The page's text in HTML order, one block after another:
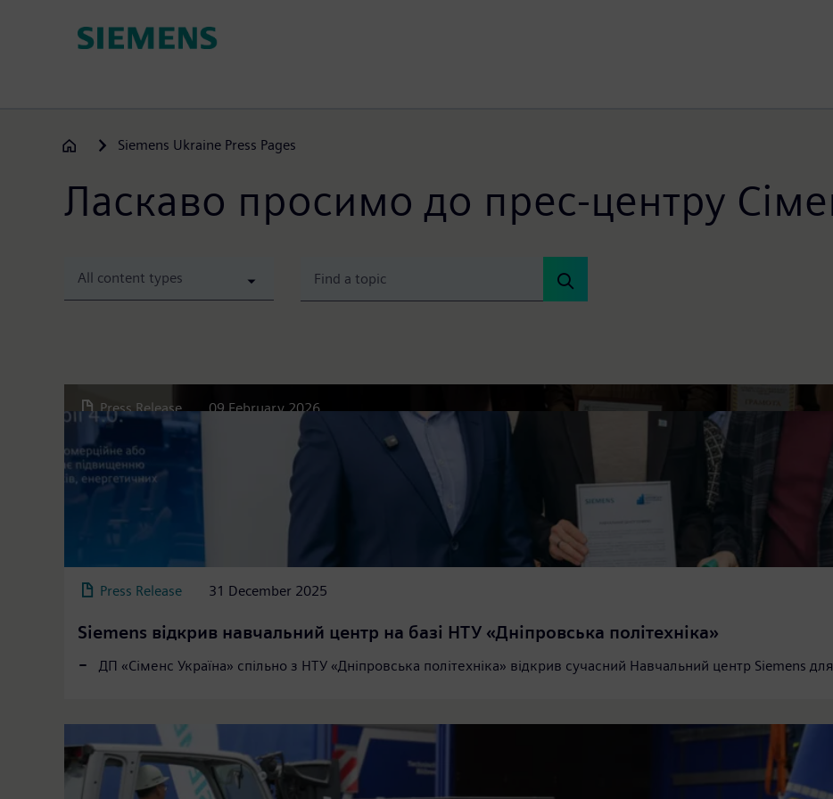
Siemens Ukraine Press Pages
Ласкаво просимо до прес-центру
All content types
Press Release 09 February 2026
ДЦКЗ Держспецзв’язку відзначив ДП «Сіменс Україна» за внесок у розвиток національних спроможностей із
Press Release 31 December 2025
Siemens відкрив навчальний центр на базі НТУ «Дніпровська політехніка»
ДП «Сіменс Україна» спільно з НТУ «Дніпровська політехніка» відкрив сучасний Навчальний центр Siemens